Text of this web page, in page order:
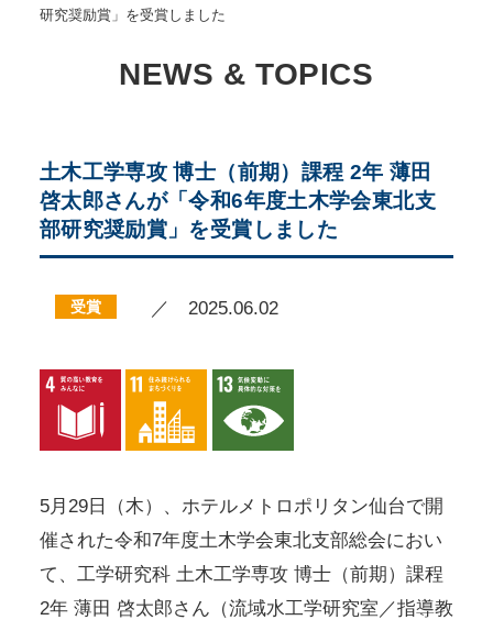
研究奨励賞」を受賞しました
NEWS & TOPICS
土木工学専攻 博士（前期）課程 2年 薄田
啓太郎さんが「令和6年度土木学会東北支
部研究奨励賞」を受賞しました
受賞 ／ 2025.06.02
5月29日（木）、ホテルメトロポリタン仙台で開
催された令和7年度土木学会東北支部総会におい
て、工学研究科 土木工学専攻 博士（前期）課程
2年 薄田 啓太郎さん（流域水工学研究室／指導教